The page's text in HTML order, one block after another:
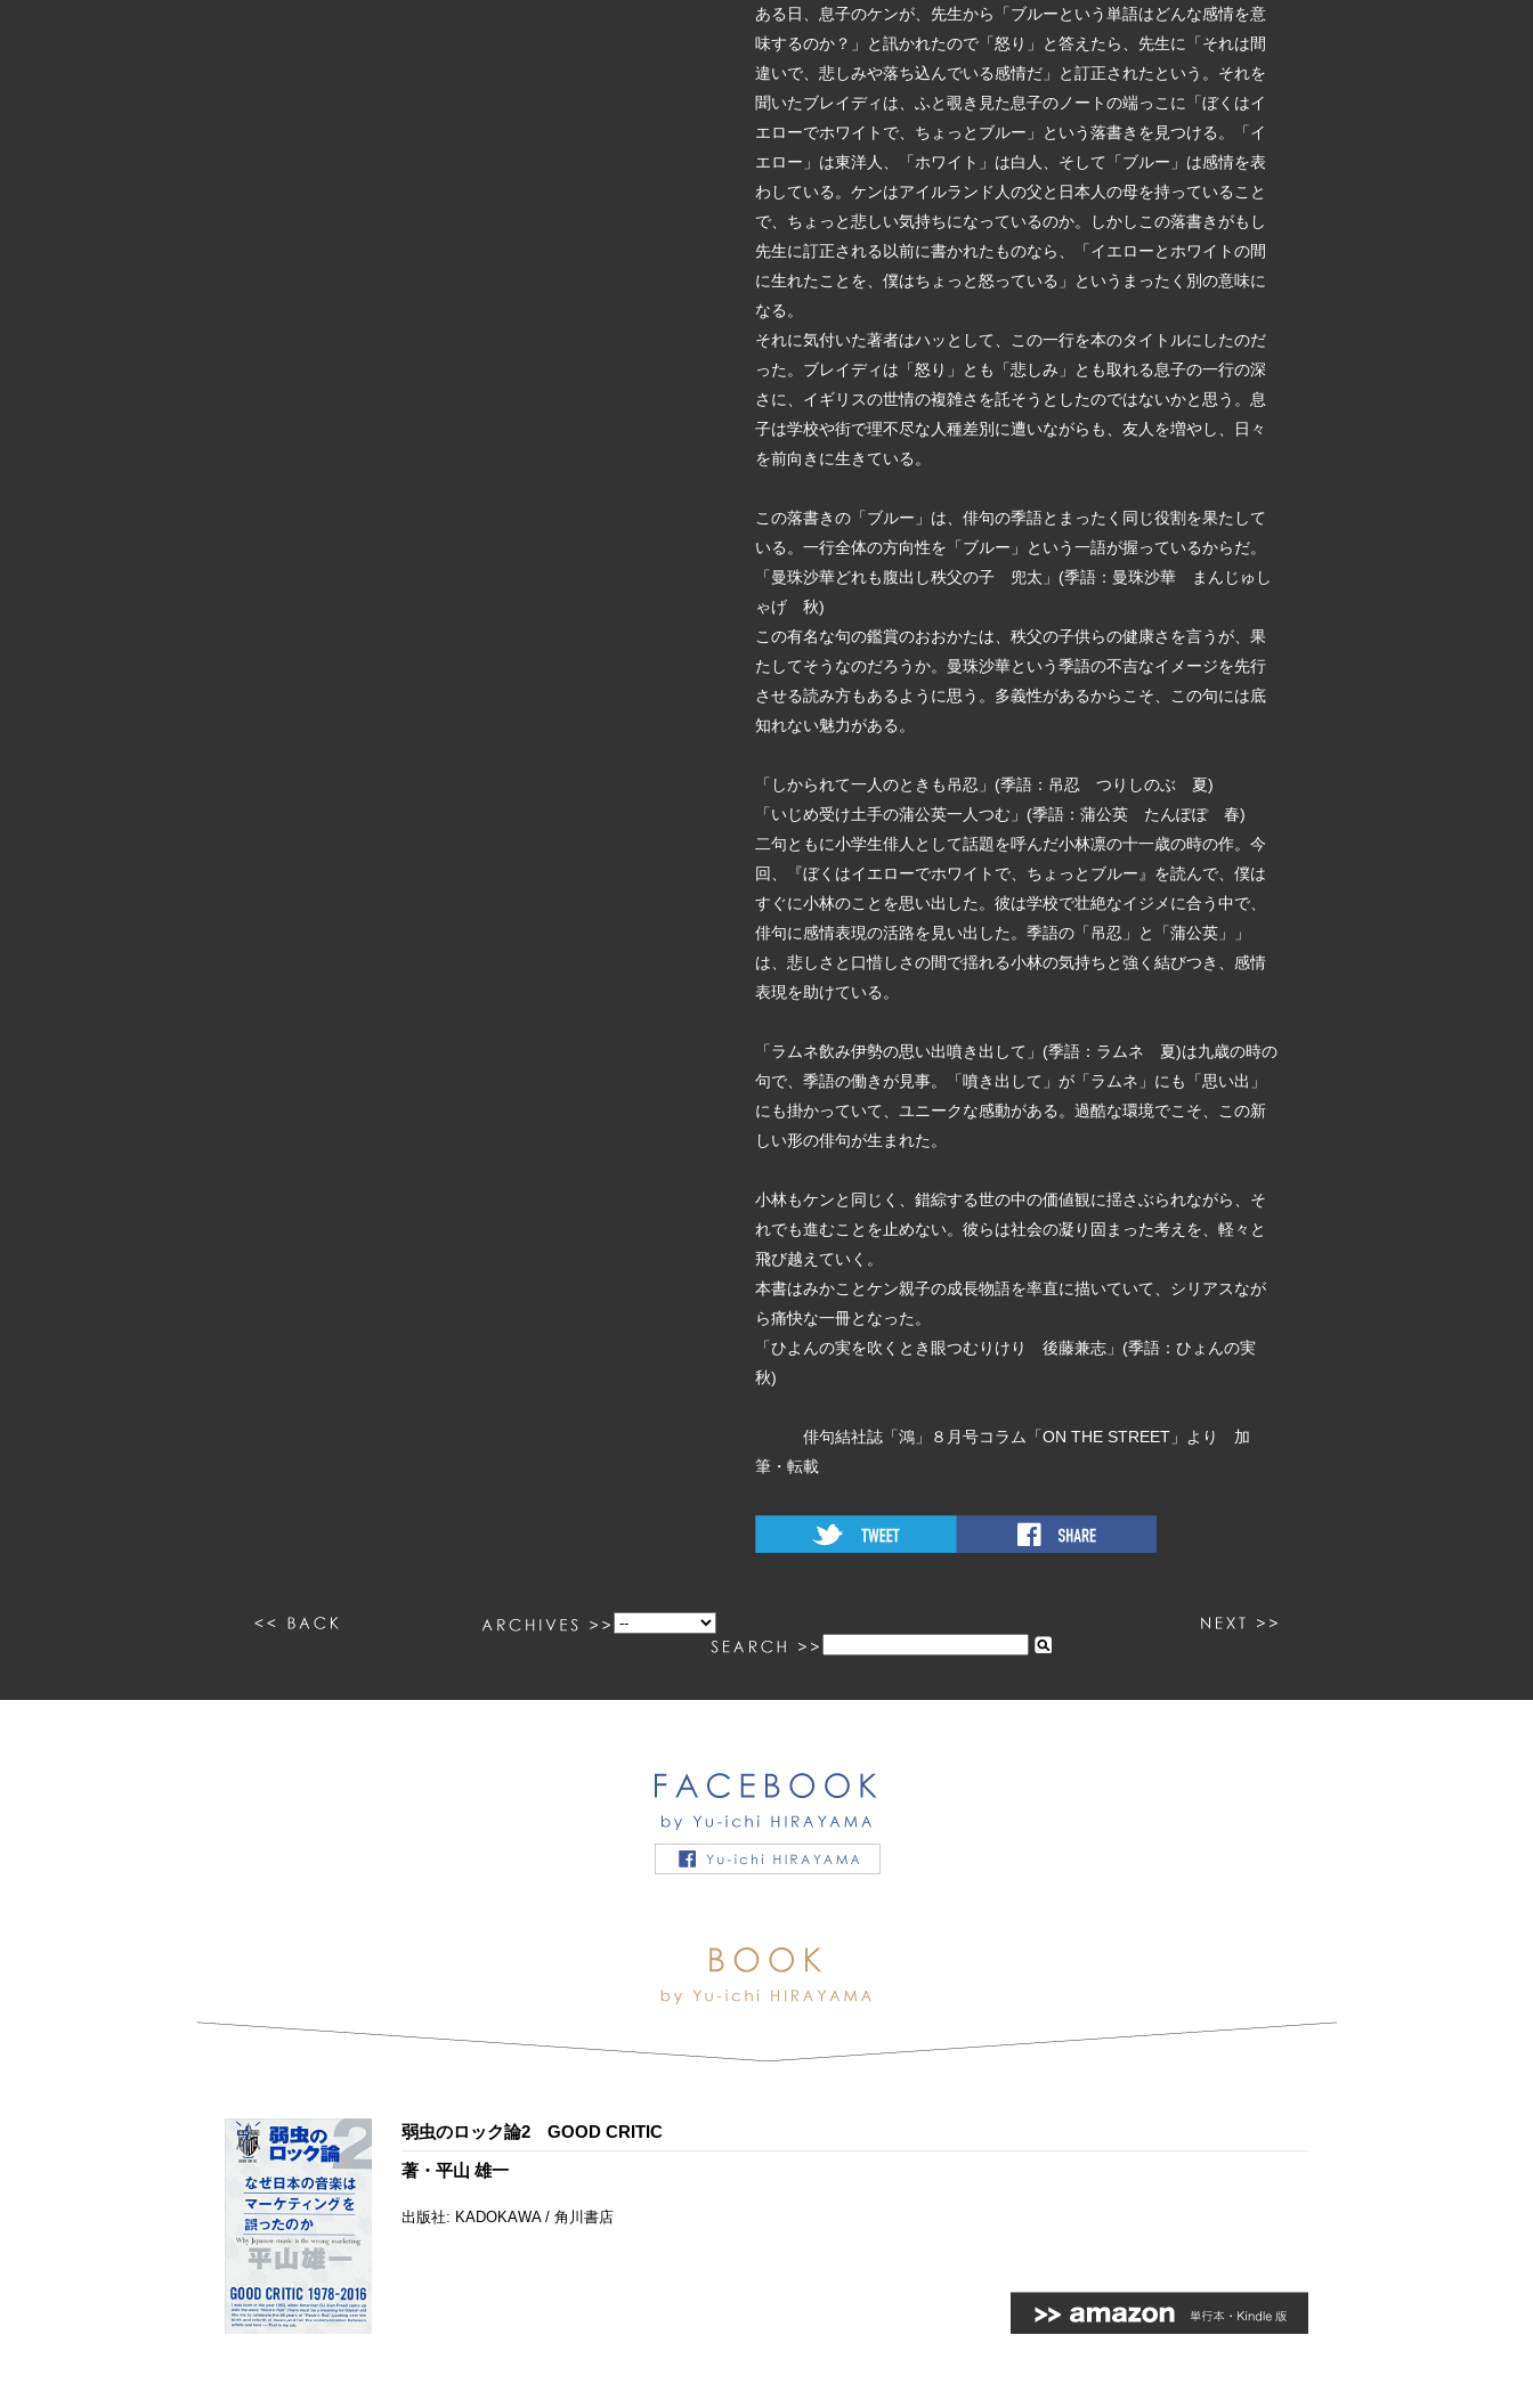
ある日、息子のケンが、先生から「ブルーという単語はどんな感情を意
味するのか？」と訊かれたので「怒り」と答えたら、先生に「それは間
違いで、悲しみや落ち込んでいる感情だ」と訂正されたという。それを
聞いたブレイディは、ふと覗き見た息子のノートの端っこに「ぼくはイ
エローでホワイトで、ちょっとブルー」という落書きを見つける。「イ
エロー」は東洋人、「ホワイト」は白人、そして「ブルー」は感情を表
わしている。ケンはアイルランド人の父と日本人の母を持っていること
で、ちょっと悲しい気持ちになっているのか。しかしこの落書きがもし
先生に訂正される以前に書かれたものなら、「イエローとホワイトの間
に生れたことを、僕はちょっと怒っている」というまったく別の意味に
なる。
それに気付いた著者はハッとして、この一行を本のタイトルにしたのだ
った。ブレイディは「怒り」とも「悲しみ」とも取れる息子の一行の深
さに、イギリスの世情の複雑さを託そうとしたのではないかと思う。息
子は学校や街で理不尽な人種差別に遭いながらも、友人を増やし、日々
を前向きに生きている。
この落書きの「ブルー」は、俳句の季語とまったく同じ役割を果たして
いる。一行全体の方向性を「ブルー」という一語が握っているからだ。
「曼珠沙華どれも腹出し秩父の子 兜太」(季語：曼珠沙華 まんじゅし
ゃげ 秋)
この有名な句の鑑賞のおおかたは、秩父の子供らの健康さを言うが、果
たしてそうなのだろうか。曼珠沙華という季語の不吉なイメージを先行
させる読み方もあるように思う。多義性があるからこそ、この句には底
知れない魅力がある。
「しかられて一人のときも吊忍」(季語：吊忍 つりしのぶ 夏)
「いじめ受け土手の蒲公英一人つむ」(季語：蒲公英 たんぽぽ 春)
二句ともに小学生俳人として話題を呼んだ小林凛の十一歳の時の作。今
回、『ぼくはイエローでホワイトで、ちょっとブルー』を読んで、僕は
すぐに小林のことを思い出した。彼は学校で壮絶なイジメに合う中で、
俳句に感情表現の活路を見い出した。季語の「吊忍」と「蒲公英」」
は、悲しさと口惜しさの間で揺れる小林の気持ちと強く結びつき、感情
表現を助けている。
「ラムネ飲み伊勢の思い出噴き出して」(季語：ラムネ 夏)は九歳の時の
句で、季語の働きが見事。「噴き出して」が「ラムネ」にも「思い出」
にも掛かっていて、ユニークな感動がある。過酷な環境でこそ、この新
しい形の俳句が生まれた。
小林もケンと同じく、錯綜する世の中の価値観に揺さぶられながら、そ
れでも進むことを止めない。彼らは社会の凝り固まった考えを、軽々と
飛び越えていく。
本書はみかことケン親子の成長物語を率直に描いていて、シリアスなが
ら痛快な一冊となった。
「ひよんの実を吹くとき眼つむりけり 後藤兼志」(季語：ひょんの実
秋)
俳句結社誌「鴻」８月号コラム「ON THE STREET」より 加
筆・転載
弱虫のロック論2 GOOD CRITIC
著・平山 雄一
出版社: KADOKAWA / 角川書店